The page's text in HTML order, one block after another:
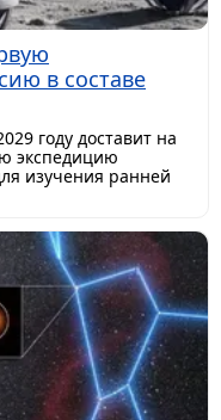
в составе
году доставит на
экспедицию
изучения ранней